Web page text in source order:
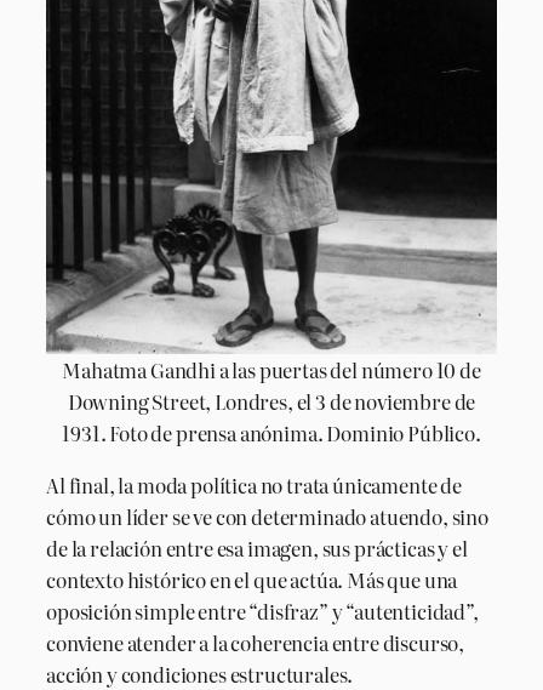
Mahatma Gandhi a las puertas del número 10 de
Downing Street, Londres, el 3 de noviembre de
1931. Foto de prensa anónima. Dominio Público.
Al final, la moda política no trata únicamente de
cómo un líder se ve con determinado atuendo, sino
de la relación entre esa imagen, sus prácticas y el
contexto histórico en el que actúa. Más que una
oposición simple entre “disfraz” y “autenticidad”,
conviene atender a la coherencia entre discurso,
acción y condiciones estructurales.